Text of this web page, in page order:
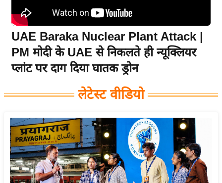
रा
ष्ट्री
य
अं
त
ष्ट्री
बि
ज़
ने
स
उ
UAE Baraka Nuclear Plant Attack |
PM मोदी के UAE से निकलते ही न्यूक्लियर
प्लांट पर दाग दिया घातक ड्रोन
लेटेस्ट वीडियो